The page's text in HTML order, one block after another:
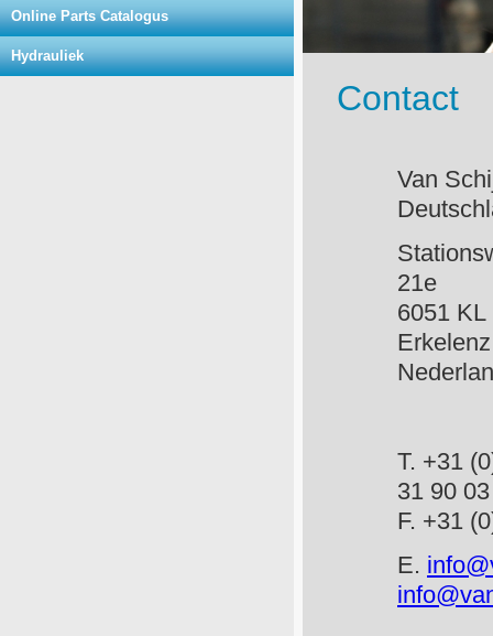
Online Parts Catalogus
Hydrauliek
Contact
Van
21e
Erkelenz
T.
31 90
F.
E.